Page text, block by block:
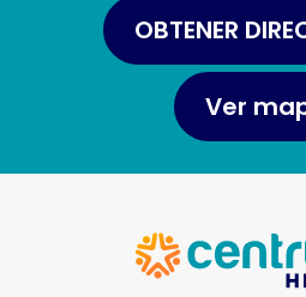
OBTENER
Ver